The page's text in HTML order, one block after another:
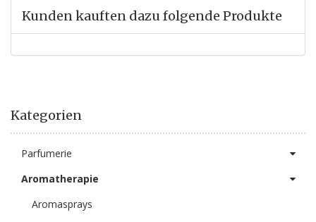
Kunden kauften dazu folgende Produkte
Kategorien
Parfumerie
Aromatherapie
Aromasprays